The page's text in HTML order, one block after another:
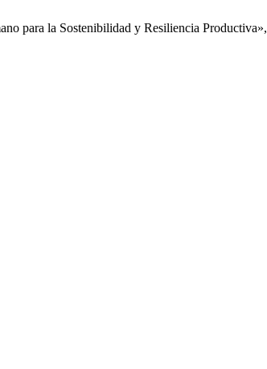
para la Sostenibilidad y Resiliencia Productiva»,